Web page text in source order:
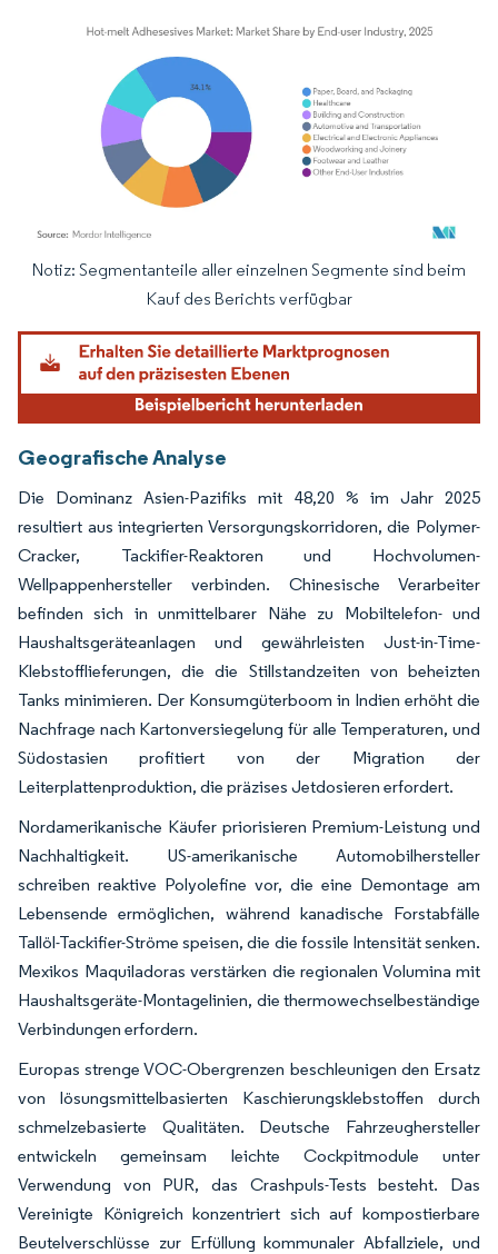
Bild © Mordor Intelligence. Wiederverwendung erfordert Namensnennung
Notiz: Segmentanteile aller einzelnen Segmente sind beim
Kauf des Berichts verfügbar
Geografische Analyse
Die Dominanz Asien-Pazifiks mit 48,20 % im Jahr 2025
resultiert aus integrierten Versorgungskorridoren, die Polymer-
Cracker, Tackifier-Reaktoren und Hochvolumen-
Wellpappenhersteller verbinden. Chinesische Verarbeiter
befinden sich in unmittelbarer Nähe zu Mobiltelefon- und
Haushaltsgeräteanlagen und gewährleisten Just-in-Time-
Klebstofflieferungen, die die Stillstandzeiten von beheizten
Tanks minimieren. Der Konsumgüterboom in Indien erhöht die
Nachfrage nach Kartonversiegelung für alle Temperaturen, und
Südostasien profitiert von der Migration der
Leiterplattenproduktion, die präzises Jetdosieren erfordert.
Nordamerikanische Käufer priorisieren Premium-Leistung und
Nachhaltigkeit. US-amerikanische Automobilhersteller
schreiben reaktive Polyolefine vor, die eine Demontage am
Lebensende ermöglichen, während kanadische Forstabfälle
Tallöl-Tackifier-Ströme speisen, die die fossile Intensität senken.
Mexikos Maquiladoras verstärken die regionalen Volumina mit
Haushaltsgeräte-Montagelinien, die thermowechselbeständige
Verbindungen erfordern.
Europas strenge VOC-Obergrenzen beschleunigen den Ersatz
von lösungsmittelbasierten Kaschierungsklebstoffen durch
schmelzebasierte Qualitäten. Deutsche Fahrzeughersteller
entwickeln gemeinsam leichte Cockpitmodule unter
Verwendung von PUR, das Crashpuls-Tests besteht. Das
Vereinigte Königreich konzentriert sich auf kompostierbare
Beutelverschlüsse zur Erfüllung kommunaler Abfallziele, und